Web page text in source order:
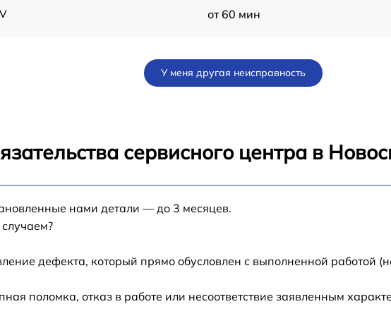
от 60 мин
от 60 мин
RX10 IV от 60 мин
У меня другая неисправность
сервисного центра в
нами детали — до 3 месяцев.
дефекта, который прямо обусловлен с выполненной работой
поломка, отказ в работе или несоответствие заявленным